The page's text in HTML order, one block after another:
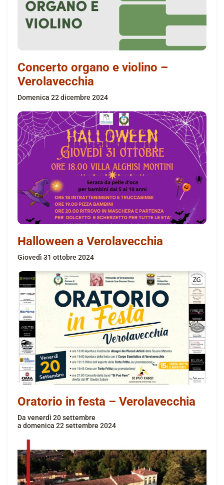
Concerto organo e violino –
Verolavecchia
domenica 22 dicembre 2024
Halloween a Verolavecchia
giovedì 31 ottobre 2024
Oratorio in festa – Verolavecchia
da venerdì 20 settembre
a domenica 22 settembre 2024